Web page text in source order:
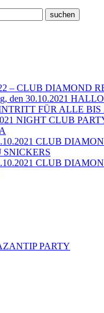
– CLUB DIAMOND
den 30.10.2021
FÜR ALLE BIS
NIGHT CLUB
CLUB
SNICKERS
CLUB
PARTY